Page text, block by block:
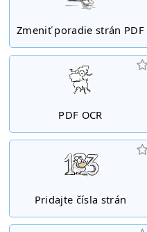
Zmeniť poradie strán PDF
PDF OCR
Pridajte čísla strán